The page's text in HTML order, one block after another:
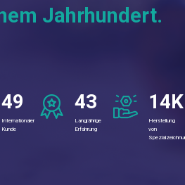
Jahrhundert.
51
Internationaler
Kunde
44
Langjährige
Erfahrung
16K
Herstellung
von